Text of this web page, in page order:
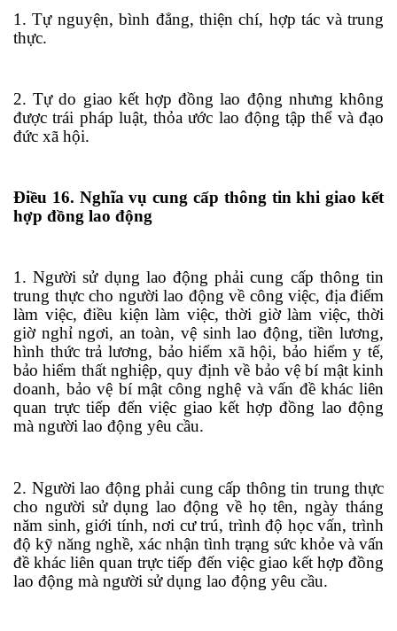
1. Tự nguyện, bình đẳng, thiện chí, hợp tác và trung
thực.
2. Tự do giao kết hợp đồng lao động nhưng không
được trái pháp luật, thỏa ước lao động tập thể và đạo
đức xã hội.
Điều 16. Nghĩa vụ cung cấp thông tin khi giao kết
hợp đồng lao động
1. Người sử dụng lao động phải cung cấp thông tin
trung thực cho người lao động về công việc, địa điểm
làm việc, điều kiện làm việc, thời giờ làm việc, thời
giờ nghỉ ngơi, an toàn, vệ sinh lao động, tiền lương,
hình thứctrả lương, bảo hiểm xã hội, bảo hiểm y tế,
bảo hiểm thất nghiệp, quy định về bảo vệ bí mật kinh
doanh, bảo vệ bí mật công nghệ và vấn đề khác liên
quan trực tiếp đến việc giao kết hợp đồng lao động
mà người lao động yêu cầu.
2. Người lao động phải cung cấp thông tin trung thực
cho người sử dụng lao động về họ tên, ngày tháng
năm sinh, giới tính, nơi cư trú, trình độ học vấn, trình
độ kỹ năng nghề, xác nhận tình trạng sức khỏe và vấn
đề khác liên quan trực tiếp đến việc giao kết hợp đồng
lao động mà người sử dụng lao động yêu cầu.